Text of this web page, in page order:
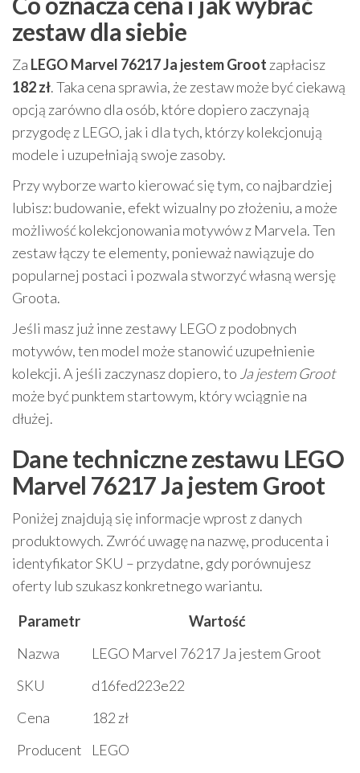
zestaw dla siebie
Za LEGO Marvel 76217 Ja jestem Groot zapłacisz
182 zł. Taka cena sprawia, że zestaw może być ciekawą
opcją zarówno dla osób, które dopiero zaczynają
przygodę z LEGO, jak i dla tych, którzy kolekcjonują
modele i uzupełniają swoje zasoby.
Przy wyborze warto kierować się tym, co najbardziej
lubisz: budowanie, efekt wizualny po złożeniu, a może
możliwość kolekcjonowania motywów z Marvela. Ten
zestaw łączy te elementy, ponieważ nawiązuje do
popularnej postaci i pozwala stworzyć własną wersję
Groota.
Jeśli masz już inne zestawy LEGO z podobnych
motywów, ten model może stanowić uzupełnienie
kolekcji. A jeśli zaczynasz dopiero, to Ja jestem Groot
może być punktem startowym, który wciągnie na
dłużej.
Dane techniczne zestawu LEGO
Marvel 76217 Ja jestem Groot
Poniżej znajdują się informacje wprost z danych
produktowych. Zwróć uwagę na nazwę, producenta i
identyfikator SKU – przydatne, gdy porównujesz
oferty lub szukasz konkretnego wariantu.
Parametr
Wartość
Nazwa
LEGO Marvel 76217 Ja jestem Groot
SKU
d16fed223e22
Cena
182 zł
Producent
LEGO